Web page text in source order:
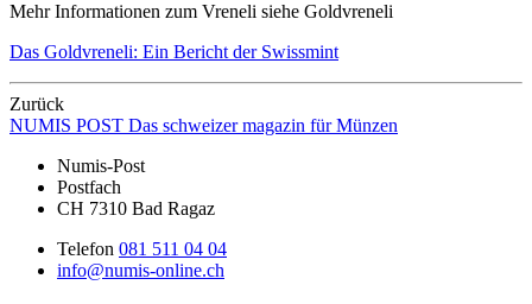
Mehr Informationen zum Vreneli siehe Goldvreneli
Das Goldvreneli: Ein Bericht der Swissmint
Zurück
NUMIS POST Das schweizer magazin für Münzen
Numis-Post
Postfach
CH 7310 Bad Ragaz
Telefon 081 511 04 04
info@numis-online.ch